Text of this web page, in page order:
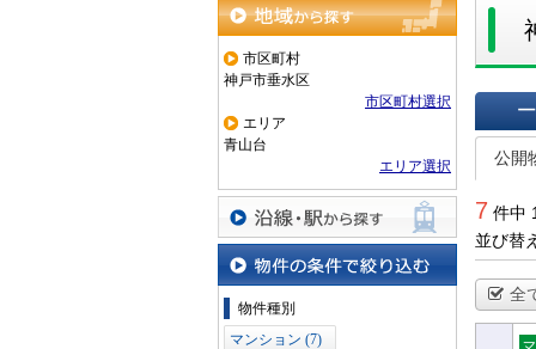
地域から探す
市区町村
神戸市垂水区
市区町村選択
エリア
青山台
エリア選択
沿線・駅から探す
物件の条件で絞り込む
物件種別
マンション (7)
一覧で
公開
7 件中
並び替
全